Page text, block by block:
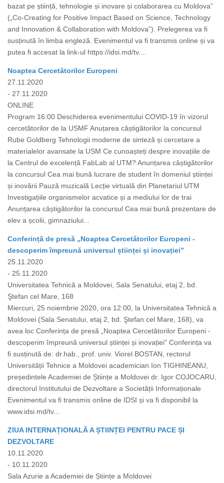
bazat pe știință, tehnologie și inovare și colaborarea cu Moldova”
(„Co-Creating for Positive Impact Based on Science, Technology
and Innovation & Collaboration with Moldova”). Prelegerea va fi
susținută în limba engleză. Evenimentul va fi transmis online și va
putea fi accesat la link-ul https://idsi.md/tv....
Noaptea Cercetătorilor Europeni
27.11.2020
- 27.11.2020
ONLINE
Program 16:00 Deschiderea evenimentului COVID-19 în vizorul
cercetătorilor de la USMF Anuțarea câștigătorilor la concursul
Rube Goldberg Tehnologii moderne de sinteză și cercetare a
materialelor avansate la USM Ce cunoașteți despre inovațiile de
la Centrul de excelență FabLab al UTM? Anunțarea câștigătorilor
la concursul Cea mai bună lucrare de student în domeniul științei
și inovării Pauză muzicală Lecție virtuală din Planetariul UTM
Investigațiile organismelor acvatice și a mediului lor de trai
Anunțarea câștigătorilor la concursul Cea mai bună prezentare de
elev a școlii, gimnaziului...
Conferință de presă „Noaptea Cercetătorilor Europeni -
descoperim împreună universul științei și inovației”
25.11.2020
- 25.11.2020
Universitatea Tehnică a Moldovei, Sala Senatului, etaj 2, bd.
Ştefan cel Mare, 168
Miercuri, 25 noiembrie 2020, ora 12:00, la Universitatea Tehnică a
Moldovei (Sala Senatului, etaj 2, bd. Ştefan cel Mare, 168), va
avea loc Conferința de presă „Noaptea Cercetătorilor Europeni -
descoperim împreună universul științei și inovației” Conferința va
fi susținută de: dr.hab., prof. univ. Viorel BOSTAN, rectorul
Universității Tehnice a Moldovei academician Ion TIGHINEANU,
președintele Academiei de Științe a Moldovei dr. Igor COJOCARU,
directorul Institutului de Dezvoltare a Societății Informaționale
Evenimentul va fi transmis online de IDSI și va fi disponibil la
www.idsi.md/tv...
ZIUA INTERNAȚIONALĂ A ȘTIINȚEI PENTRU PACE ȘI
DEZVOLTARE
10.11.2020
- 10.11.2020
Sala Azurie a Academiei de Științe a Moldovei